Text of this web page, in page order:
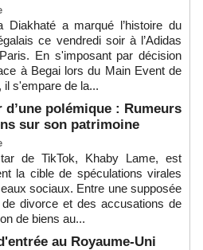
Diakhaté a marqué l’histoire du
ce vendredi soir à l’Adidas
En s'imposant par décision
à Begai lors du Main Event de
il s'empare de la...
polémique : Rumeurs
sur son patrimoine
de TikTok, Khaby Lame, est
la cible de spéculations virales
sociaux. Entre une supposée
de divorce et des accusations de
de biens au...
au Royaume-Uni